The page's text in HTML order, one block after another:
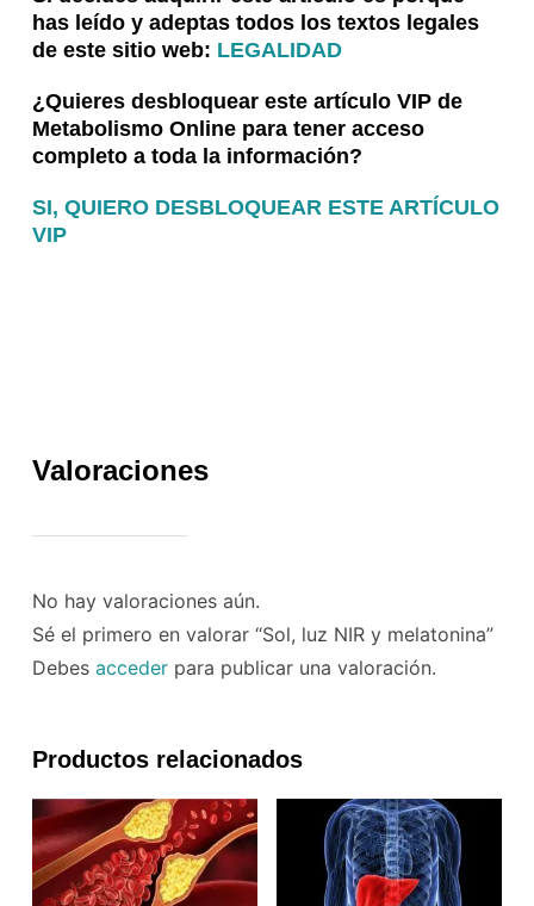
has leído y adeptas todos los textos legales
de este sitio web: LEGALIDAD
¿Quieres desbloqueareste artículo VIP de
Metabolismo Online para tener acceso
completo a toda la información?
SI, QUIERO DESBLOQUEAR ESTE ARTÍCULO
VIP
Valoraciones
No hay valoraciones aún.
Sé el primero en valorar “Sol, luz NIR y melatonina”
Debes accederpara publicar una valoración.
Productos relacionados